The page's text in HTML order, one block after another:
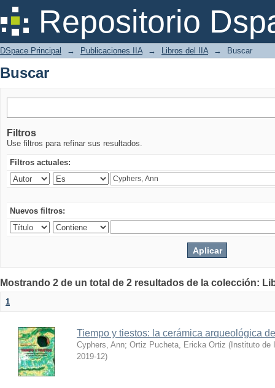
Repositorio
Buscar
DSpace Principal → Publicaciones IIA → Libros del IIA → Buscar
Buscar
Filtros
Use filtros para refinar sus resultados.
Filtros actuales:
Nuevos filtros:
Mostrando 2 de un total de 2 resultados de la colección:
1
Tiempo y tiestos: la cerámica arqueológica
Cyphers, Ann; Ortiz Pucheta, Ericka Ortiz ( Instituto de
2019-12)